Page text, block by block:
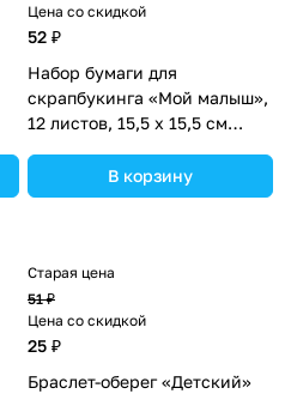
Цена со скидкой
52 ₽
Набор бумаги для
скрапбукинга «Мой малыш»,
12 листов, 15,5 х 15,5 см
В корзину
Старая цена
51 ₽
Цена со скидкой
25 ₽
Браслет-оберег «Детский»